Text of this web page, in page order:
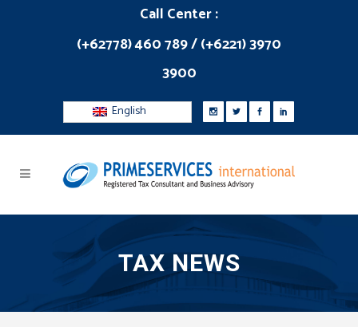
Call Center :
(+62778) 460 789 / (+6221) 3970
3900
English
TAX NEWS